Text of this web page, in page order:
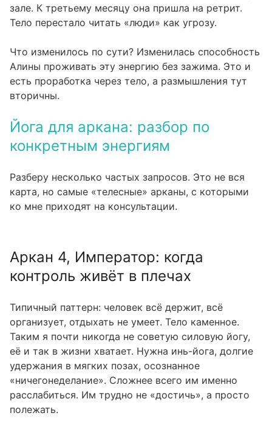
зале. К третьему месяцу она пришла на ретрит.
Тело перестало читать «люди» как угрозу.
Что изменилось по сути? Изменилась способность
Алины проживать эту энергию без зажима. Это и
есть проработка через тело, а размышления тут
вторичны.
Йога для аркана: разбор по
конкретным энергиям
Разберу несколько частых запросов. Это не вся
карта, но самые «телесные» арканы, с которыми
ко мне приходят на консультации.
Аркан 4, Император: когда
контроль живёт в плечах
Типичный паттерн: человек всё держит, всё
организует, отдыхать не умеет. Тело каменное.
Таким я почти никогда не советую силовую йогу,
её и так в жизни хватает. Нужна инь-йога, долгие
удержания в мягких позах, осознанное
«ничегонеделание». Сложнее всего им именно
расслабиться. Им трудно не «достичь», а просто
полежать.